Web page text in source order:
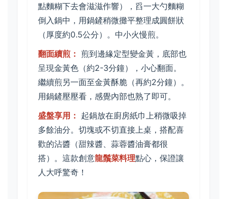
點麵糊下去會滋滋作響），舀一大勺麵糊
倒入鍋中，用鍋鏟稍微攤平整理成圓餅狀
（厚度約0.5公分）。中小火慢煎。
翻面續煎： 煎到邊緣定型變金黃，底部也
呈現金黃色（約2-3分鐘），小心翻面。
繼續煎另一面至金黃酥脆（再約2分鐘）。
用鍋鏟壓壓看，感覺內部也熟了即可。
盛盤享用： 起鍋放在廚房紙巾上稍微吸掉
多餘油分。切塊或不切直接上桌，搭配喜
歡的沾醬（甜辣醬、蒜蓉醬油膏都很
搭）。這款創意龍鬚菜料理點心，保證讓
人大呼驚奇！